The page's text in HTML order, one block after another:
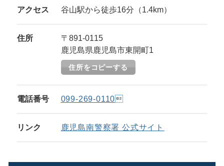
アクセス 谷山駅から徒歩16分（1.4km）
住所
〒891-0115
鹿児島県鹿児島市東開町1
住所をコピーする
電話番号 099-269-0110
リンク 鹿児島南警察署 公式サイト